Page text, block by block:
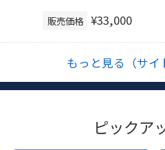
販売価格 ¥33,000
もっと見る（サイ
ピックア